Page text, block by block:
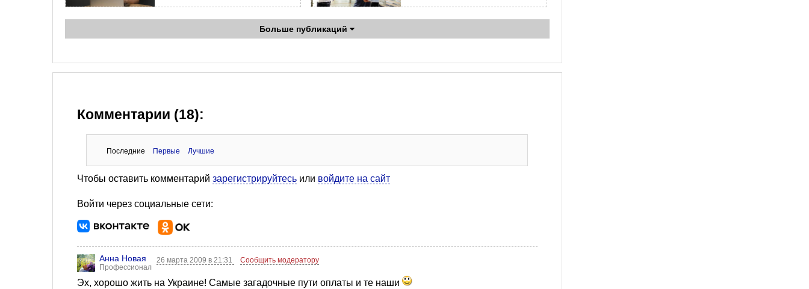
Больше публикаций
Комментарии (18):
Последние Первые Лучшие
Чтобы оставить комментарий зарегистрируйтесь или войдите на сайт
Войти через социальные сети:
Анна Новая
Профессионал
26 марта 2009 в 21:31 Сообщить модератору
Эх, хорошо жить на Украине! Самые загадочные пути оплаты и те наши